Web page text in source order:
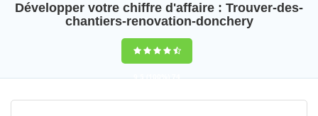
Développer votre chiffre d'affaire : Trouver-des-
chantiers-renovation-donchery
9,5(100%)74
votes